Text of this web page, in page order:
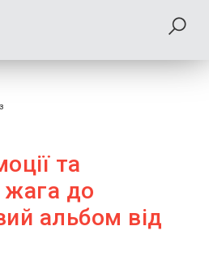
та
жага до
альбом від